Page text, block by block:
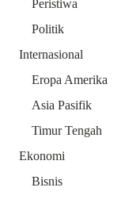
Peristiwa
Politik
Internasional
Eropa Amerika
Asia Pasifik
Timur Tengah
Ekonomi
Bisnis